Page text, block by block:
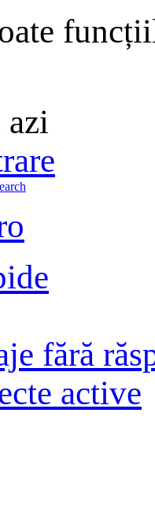
azi
fără
active